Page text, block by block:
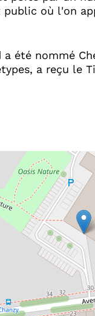
où l'on
a été nommé
a reçu le